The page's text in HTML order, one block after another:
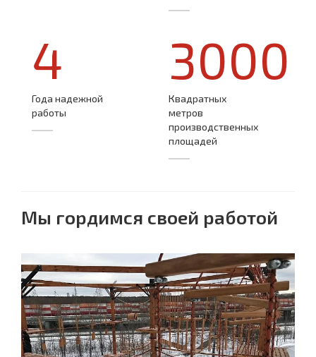
4
Года надежной
работы
3000
Квадратных
метров
производственных
площадей
Мы гордимся своей работой